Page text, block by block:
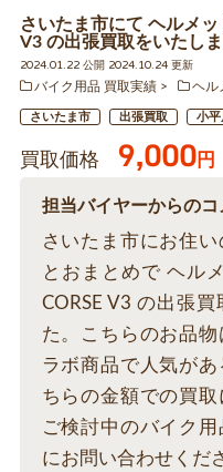
さいたま市にて ヘルメ
V3 の出張買取をいたし
2024.01.22 公開 2024.10.24 更新
バイク用品 買取実績
ヘル
さいたま市 出張買取 小平
買取価格 9,000円
担当バイヤーからのコ
さいたま市にお住
とおまとめで ヘル
CORSE V3 の出張
た。こちらのお品
ラボ商品で人気が
ちらの金額での買
ご検討中のバイク
にお問い合わせくだ